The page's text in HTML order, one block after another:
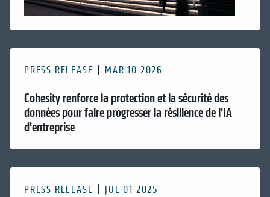
PRESS RELEASE MAR 10 2026
Cohesity renforce la protection et la sécurité des
données pour faire progresser la résilience de l'IA
d'entreprise
PRESS RELEASE JUL 01 2025